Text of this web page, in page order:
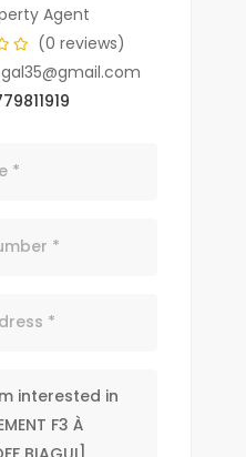
Agent
(0 reviews)